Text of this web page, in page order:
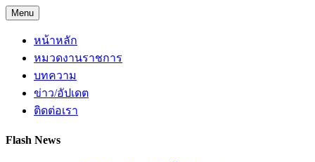
Skip
to
content
Menu
หน้าหลัก
หมวดงานราชการ
บทความ
ข่าว/อัปเดต
ติดต่อเรา
Flash News